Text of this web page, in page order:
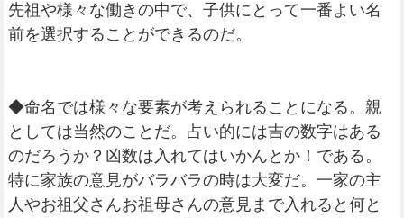
先祖や様々な働きの中で、子供にとって一番よい名
前を選択することができるのだ。
◆命名では様々な要素が考えられることになる。親
としては当然のことだ。占い的には吉の数字はある
のだろうか？凶数は入れてはいかんとか！である。
特に家族の意見がバラバラの時は大変だ。一家の主
人やお祖父さんお祖母さんの意見まで入れると何と